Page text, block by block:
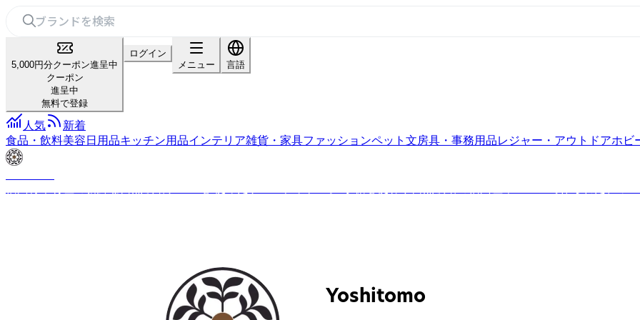
5,000円分クーポン進呈中
クーポン
進呈中
無料で登録
ログイン
メニュー
言語
人気
新着
食品・飲料美容 日用品キッチン用品インテリア雑貨・家具ファッションペット 文房具・事務用品レジャー・アウトドアホビ
Yoshitomo